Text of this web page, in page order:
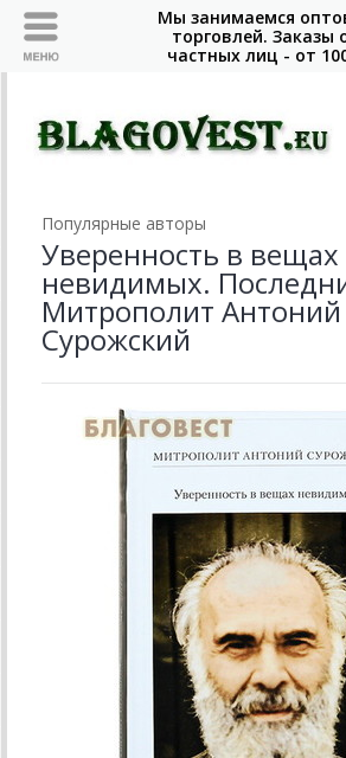
Популярные авторы
Уверенность в вещах
невидимых.
Митрополит Антоний
Сурожский